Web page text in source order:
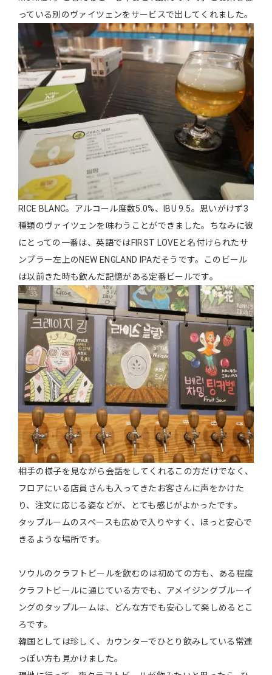
っている別のヴァイツェンをサービスで出してくれました。
RICE BLANC。アルコール度数5.0%、IBU 9.5。思いがけず3
種類のヴァイツェンを味わうことができました。ちなみに彼
にとっての一番は、英語ではFIRST LOVEと名付けられたサ
ンプラー左上のNEW ENGLAND IPAだそうです。このビール
は以前きた時も飲んだ記憶がある定番ビールです。
相手の様子を見ながら会話をしてくれるこの方だけでなく、
フロアにいる店員さんも入ってきたお客さんに声をかけた
り、注文に応じる姿などが、とても感じがよかったです。
タップルームのスペースも広めで入りやすく、ほっと安心で
きるような場所です。
ソウルのクラフトビールを飲むのは初めての方も、ある程度
クラフトビールに通じている方でも、アメイジングブルーイ
ングのタップルームは、どんな方でも安心して楽しめるとこ
ろです。
韓国としては珍しく、カウンターでひとり飲みしている常連
っぽい方も見かけました。